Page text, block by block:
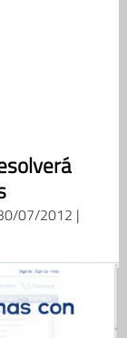
07/2012 |